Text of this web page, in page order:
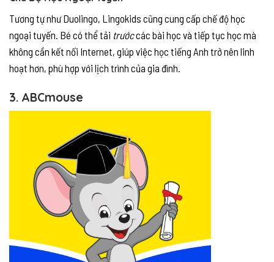
Tương tự như Duolingo, Lingokids cũng cung cấp chế độ học
ngoại tuyến. Bé có thể tải trướccác bài học và tiếp tục học mà
không cần kết nối Internet, giúp việc học tiếng Anh trở nên linh
hoạt hơn, phù hợp với lịch trình của gia đình.
3. ABCmouse